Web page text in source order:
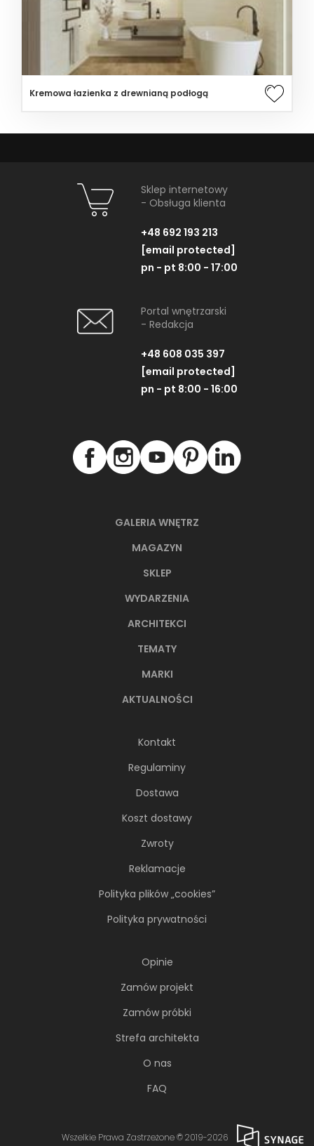
Kremowa łazienka z drewnianą podłogą
GALERIA WNĘTRZ
MAGAZYN
SKLEP
WYDARZENIA
ARCHITEKCI
TEMATY
MARKI
AKTUALNOŚCI
Kontakt
Regulaminy
Dostawa
Koszt dostawy
Zwroty
Reklamacje
Polityka plików „cookies”
Polityka prywatności
Opinie
Zamów projekt
Zamów próbki
Strefa architekta
O nas
FAQ
Sklep internetowy
- Obsługa klienta
+48 692 193 213
[email protected]
pn - pt 8:00 - 17:00
Portal wnętrzarski
- Redakcja
+48 608 035 397
[email protected]
pn - pt 8:00 - 16:00
Wszelkie Prawa Zastrzeżone © 2019-2026